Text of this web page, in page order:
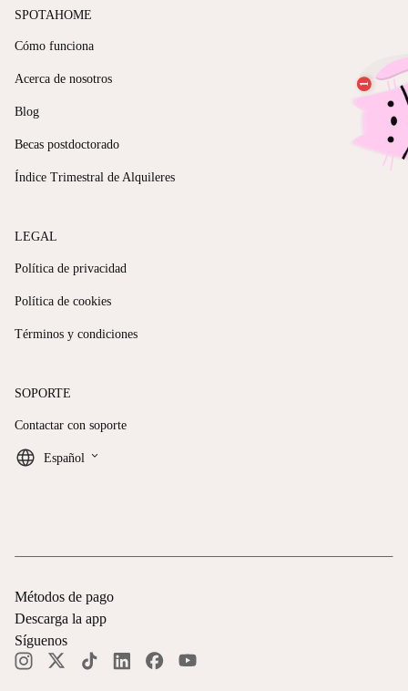
SPOTAHOME
Cómo funciona
Acerca de nosotros
Blog
Becas postdoctorado
Índice Trimestral de Alquileres
LEGAL
Política de privacidad
Política de cookies
Términos y condiciones
SOPORTE
Contactar con soporte
Español keyboard_arrow_down
Métodos de pago
Descarga la app
Síguenos